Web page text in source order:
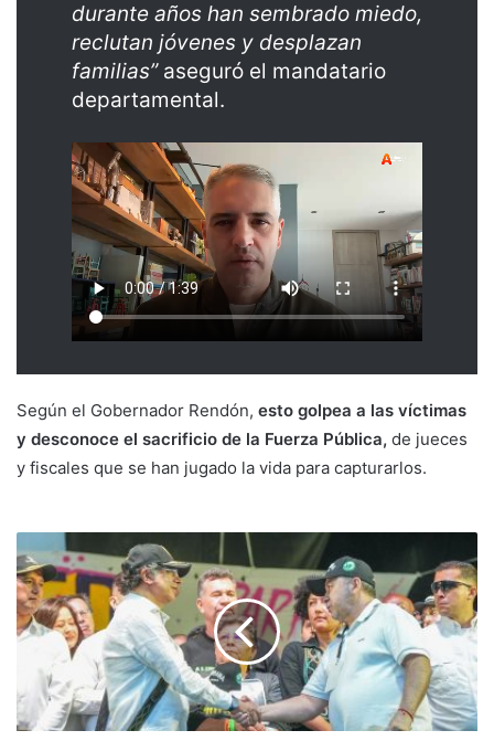
durante años han sembrado miedo,
reclutan jóvenes y desplazan
familias”aseguró el mandatario
departamental.
Según el Gobernador Rendón, esto golpea a las víctimas
y desconoce el sacrificio de la Fuerza Pública, de jueces
y fiscales que se han jugado la vida para capturarlos.